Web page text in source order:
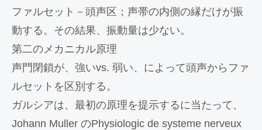
ファルセット－頭声区；声帯の内側の縁だけが振
動する。その結果、振動量は少ない。
第二のメカニカル原理
声門閉鎖が、強いvs. 弱い、によって頭声からファ
ルセットを区別する。
ガルシアは、最初の原理を提示するに当たって、
Johann Muller のPhysiologic de systeme nerveux